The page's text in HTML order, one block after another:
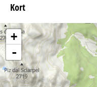
Kort
+
-